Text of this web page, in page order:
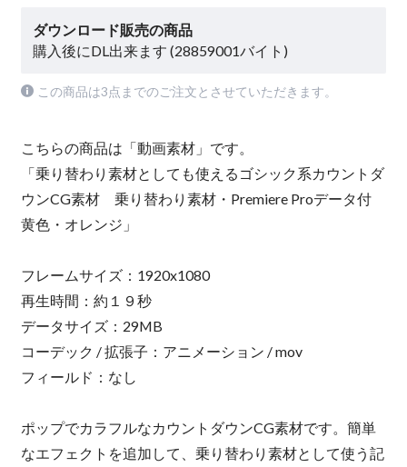
ダウンロード販売の商品
購入後にDL出来ます (28859001バイト)
この商品は3点までのご注文とさせていただきます。
こちらの商品は「動画素材」です。
「乗り替わり素材としても使えるゴシック系カウントダ
ウンCG素材 乗り替わり素材・Premiere Proデータ付
黄色・オレンジ」
フレームサイズ：1920x1080
再生時間：約１９秒
データサイズ：29MB
コーデック / 拡張子：アニメーション / mov
フィールド：なし
ポップでカラフルなカウントダウンCG素材です。簡単
なエフェクトを追加して、乗り替わり素材として使う記